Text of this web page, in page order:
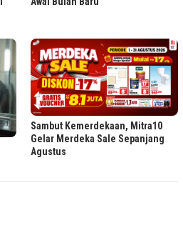
Sambut Kemerdekaan, Mitra10
Gelar Merdeka Sale Sepanjang
Agustus